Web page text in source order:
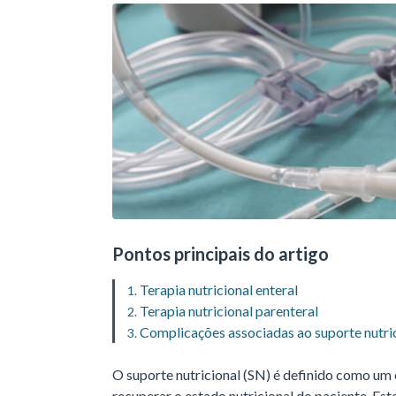
Pontos principais do artigo
Terapia nutricional enteral
Terapia nutricional parenteral
Complicações associadas ao suporte
O suporte nutricional (SN) é definido como